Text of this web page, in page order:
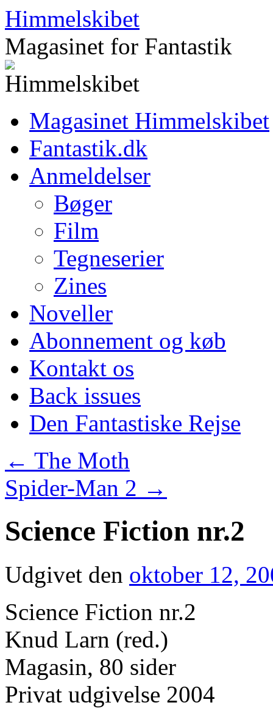
Hop
til
indhold
Himmelskibet
Magasinet for Fantastik
Magasinet Himmelskibet
Fantastik.dk
Anmeldelser
Bøger
Film
Tegneserier
Zines
Noveller
Abonnement og køb
Kontakt os
Back issues
Den Fantastiske Rejse
← The Moth
Spider-Man 2 →
Science Fiction nr.2
Udgivet den oktober 12,
Science Fiction nr.2
Knud Larn (red.)
Magasin, 80 sider
Privat udgivelse 2004